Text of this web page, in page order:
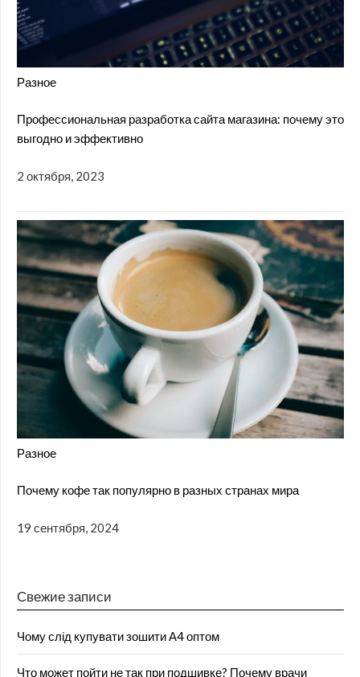
Разное
Профессиональная разработка сайта магазина: почему это
выгодно и эффективно
2 октября, 2023
Разное
Почему кофе так популярно в разных странах мира
19 сентября, 2024
Свежие записи
Чому слід купувати зошити А4 оптом
Что может пойти не так при подшивке? Почему врачи